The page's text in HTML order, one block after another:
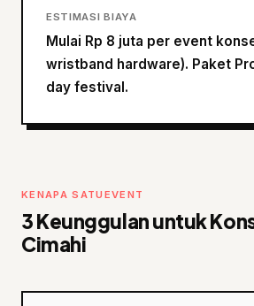
ESTIMASI BIAYA
Mulai Rp 8 juta per event
wristband hardware). Paket
day festival.
KENAPA SATUEVENT
3 Keunggulan untuk
Cimahi